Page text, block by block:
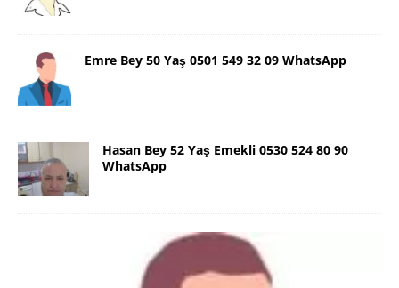
Emre Bey 50 Yaş 0501 549 32 09 WhatsApp
Hasan Bey 52 Yaş Emekli 0530 524 80 90
WhatsApp
Danimarka Mustafa Bey 45 Yaş +45